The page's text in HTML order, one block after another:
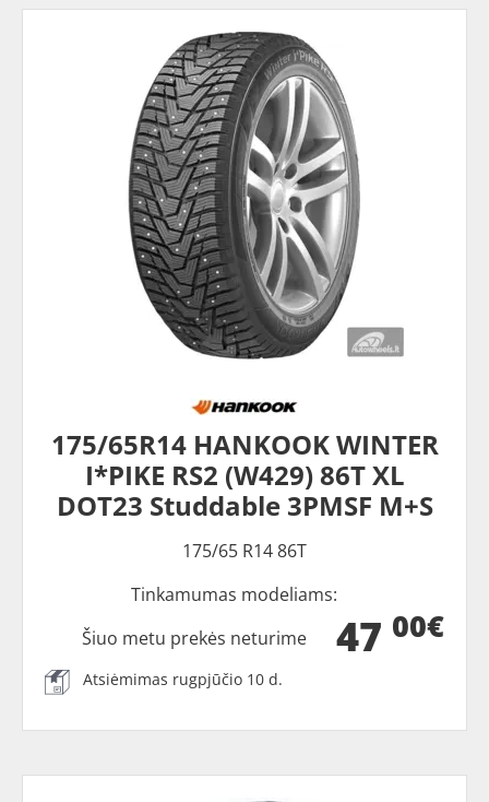
175/65R14 HANKOOK WINTER
I*PIKE RS2 (W429) 86T XL
DOT23 Studdable 3PMSF M+S
175/65 R14 86T
Tinkamumas modeliams:
47 00€
Šiuo metu prekės neturime
Atsiėmimas rugpjūčio 10 d.